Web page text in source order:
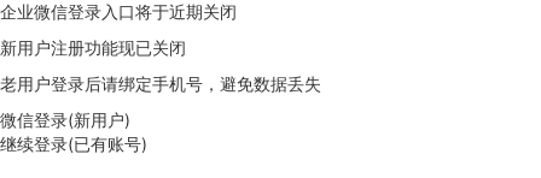
企业微信登录入口将于近期关闭
新用户注册功能现已关闭
老用户登录后请绑定手机号，避免数据丢失
微信登录(新用户)
继续登录(已有账号)